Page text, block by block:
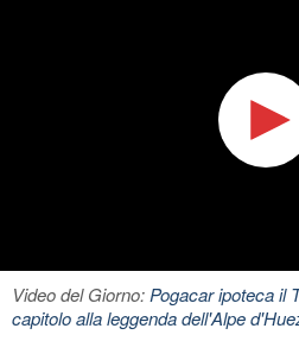
Video del Giorno:Pogacar ipoteca il
capitolo alla leggenda dell'Alpe